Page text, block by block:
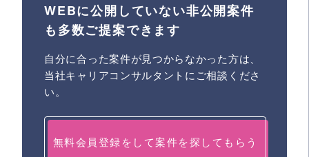
WEBに公開していない非公開案件
も多数ご提案できます
自分に合った案件が見つからなかった方は、
当社キャリアコンサルタントにご相談くださ
い。
無料会員登録をして案件を探してもらう